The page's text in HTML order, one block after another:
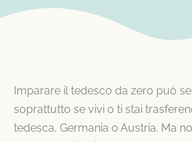
Imparare il tedesco da zero può
soprattutto se vivi o ti stai
tedesca, Germania o Austria. Ma